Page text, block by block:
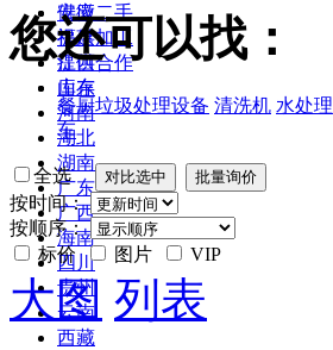
安徽
福建
江西
山东
河南
湖北
湖南
广东
广西
海南
四川
贵州
云南
西藏
供应二手
提供加工
提供合作
库存
您还可以找：
餐厨垃圾处理设备 清洗机 水处理
车
全选
按时间：
按顺序：
标价
图片 VIP
大图 列表